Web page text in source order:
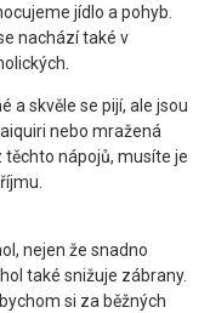
jídlo a pohyb.
nachází také v
a skvěle se pijí, ale jsou
nebo mražená
nápojů, musíte je
nejen že snadno
také snižuje zábrany.
si za běžných